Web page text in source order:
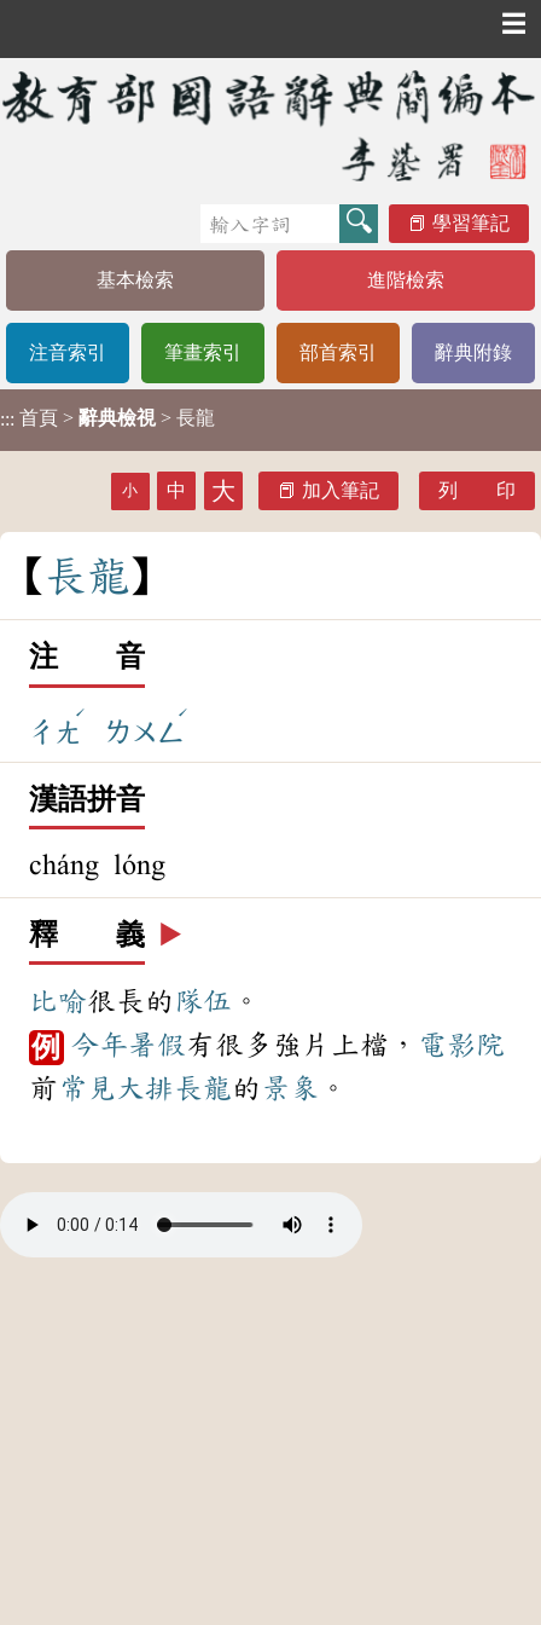
☰
學習筆記
基本檢索 進階檢索
注音索引 筆畫索引 部首索引 辭典附錄
::: 首頁 > 辭典檢視 > 長龍
小 中 大 加入筆記 列 印
長龍
注 音
ㄔㄤ
ˊ
ㄌㄨㄥ
ˊ
漢語拼音
cháng lóng
釋 義 ▶️
比喻很長的 隊伍 。
例 今年暑假 有很多強片上檔， 電影院
前 常見 大排長龍 的 景象 。